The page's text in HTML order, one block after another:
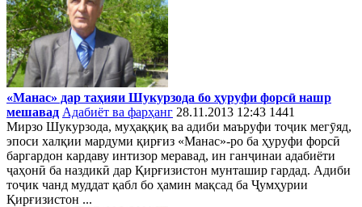
«Манас» дар таҳияи Шукурзода бо ҳуруфи форсӣ нашр
мешавад Адабиёт ва фарҳанг 28.11.2013 12:43 1441
Мирзо Шукурзода, муҳаққиқ ва адиби маъруфи тоҷик мегӯяд,
эпоси халқии мардуми қирғиз «Манас»-ро ба ҳуруфи форсӣ
баргардон кардаву интизор меравад, ин ганҷинаи адабиёти
ҷаҳонӣ ба наздикӣ дар Қирғизистон мунташир гардад. Адиби
тоҷик чанд муддат қабл бо ҳамин мақсад ба Ҷумҳурии
Қирғизистон ...